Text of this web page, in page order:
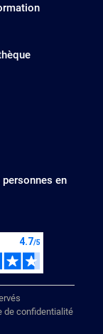
en
de confidentialité